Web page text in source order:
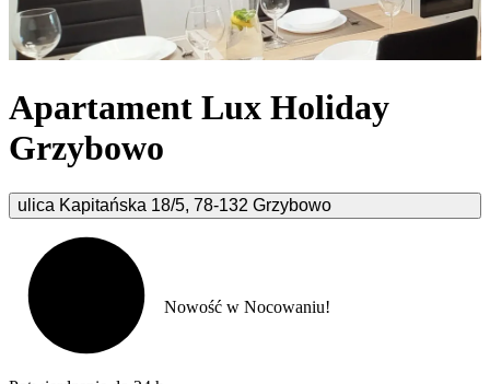
Apartament Lux Holiday
Grzybowo
ulica Kapitańska 18/5, 78-132 Grzybowo
Nowość w Nocowaniu!